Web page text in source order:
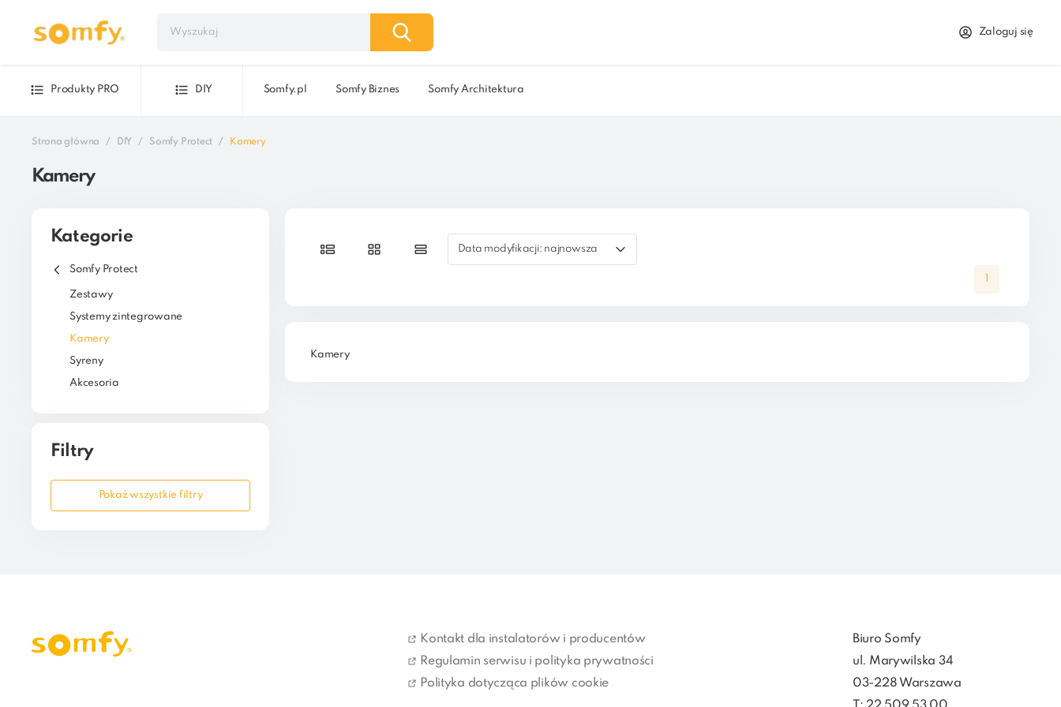
Zaloguj się
Produkty PRO DIY Somfy.pl Somfy Biznes Somfy Architektura
Strona główna DIY Somfy Protect Kamery
Kamery
Kategorie
Somfy Protect
Zestawy
Systemy zintegrowane
Kamery
Syreny
Akcesoria
Filtry
Pokaż wszystkie filtry
Data modyfikacji: najnowsza
1
Kamery
Kontakt dla instalatorów i producentów
Regulamin serwisu i polityka prywatności
Polityka dotycząca plików cookie
Biuro Somfy
ul. Marywilska 34
03-228 Warszawa